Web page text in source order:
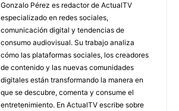
Gonzalo Pérez es redactor de ActualTV
especializado en redes sociales,
comunicación digital y tendencias de
consumo audiovisual. Su trabajo analiza
cómo las plataformas sociales, los creadores
de contenido y las nuevas comunidades
digitales están transformando la manera en
que se descubre, comenta y consume el
entretenimiento. En ActualTV escribe sobre